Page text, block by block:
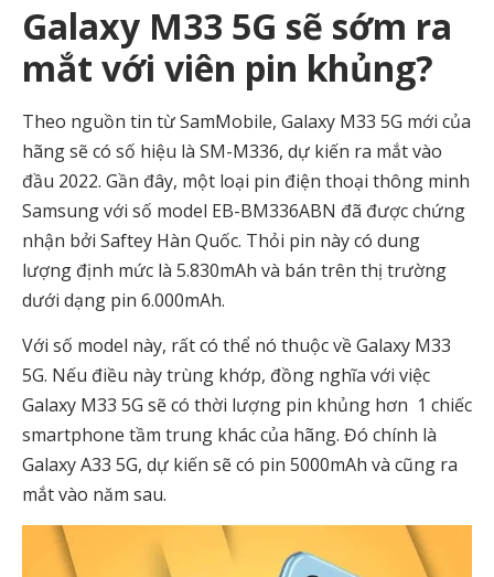
Galaxy M33 5G sẽ sớm ra
mắt với viên pin khủng?
Theo nguồn tin từ SamMobile, Galaxy M33 5G mới của
hãng sẽ có số hiệu là SM-M336, dự kiến ra mắt vào
đầu 2022. Gần đây, một loại pin điện thoại thông minh
Samsung với số model EB-BM336ABN đã được chứng
nhận bởi Saftey Hàn Quốc. Thỏi pin này có dung
lượng định mức là 5.830mAh và bán trên thị trường
dưới dạng pin 6.000mAh.
Với số model này, rất có thể nó thuộc về Galaxy M33
5G. Nếu điều này trùng khớp, đồng nghĩa với việc
Galaxy M33 5G sẽ có thời lượng pin khủng hơn 1 chiếc
smartphone tầm trung khác của hãng. Đó chính là
Galaxy A33 5G, dự kiến ​​sẽ có pin 5000mAh và cũng ra
mắt vào năm sau.